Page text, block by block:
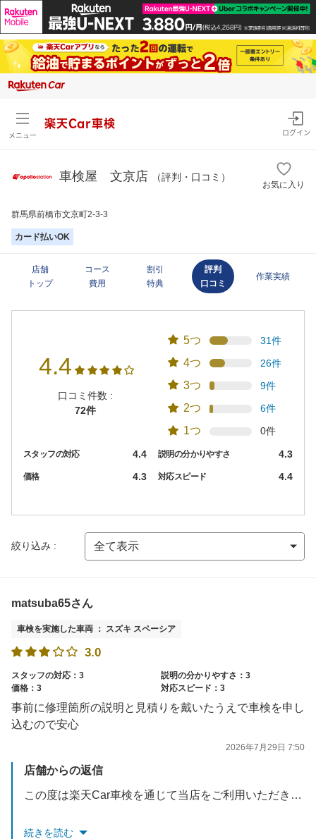
メニュー
楽天Car車検
ログイン
車検屋 文京店 （評判・口コミ）
お気に入り
群馬県前橋市文京町2-3-3
カード払いOK
店舗
トップ
コース
費用
割引
特典
評判
口コミ
作業実績
4.4
口コミ件数 :
72件
5つ 31件
4つ 26件
3つ 9件
2つ 6件
1つ 0件
スタッフの対応 4.4 説明の分かりやすさ 4.3
価格 4.3 対応スピード 4.4
絞り込み :
matsuba65さん
車検を実施した車両 ： スズキ スペーシア
3.0
スタッフの対応：3
説明の分かりやすさ：3
価格：3
対応スピード：3
事前に修理箇所の説明と見積りを戴いたうえで車検を申し
込むので安心
2026年7月29日 7:50
店舗からの返信
この度は楽天Car車検を通じて当店をご利用いただき、誠にありがとうございます。また、事前のお見積りや修理箇所のご説明について「安心できた」との温かいお言葉をいただき、スタッフ一同大変嬉しく思っております。
当店では、お客様に納得して車検を受けていただけるよう、事前の丁寧な確認と分かりやすいご説明を心がけております。お車の状態をしっかり把握した上で進められたとのこと、安心いたしました。
続きを読む